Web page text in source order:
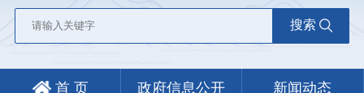
搜索
首 页 政府信息公开 新闻动态